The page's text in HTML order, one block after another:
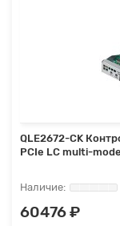
QLE2672-CK
PCIe LC multi-mode
60476 ₽